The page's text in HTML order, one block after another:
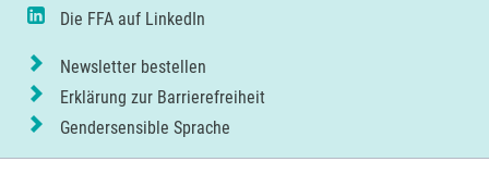
Die FFA auf LinkedIn
Newsletter bestellen
Erklärung zur Barrierefreiheit
Gendersensible Sprache